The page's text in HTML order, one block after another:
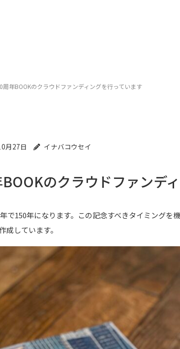
周年BOOKのクラウドファンディングを行っています
月27日
イナバコウセイ
のクラウドファンデ
で150年になります。この記念すべきタイミング
成しています。